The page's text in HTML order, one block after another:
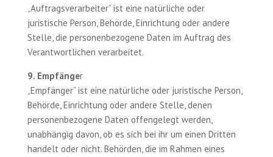
„Auftragsverarbeiter“ ist eine natürliche oder
juristische Person, Behörde, Einrichtung oder andere
Stelle, die personenbezogene Daten im Auftrag des
Verantwortlichen verarbeitet.
9. Empfänger
„Empfänger“ ist eine natürliche oder juristische Person,
Behörde, Einrichtung oder andere Stelle, denen
personenbezogene Daten offengelegt werden,
unabhängig davon, ob es sich bei ihr um einen Dritten
handelt oder nicht. Behörden, die im Rahmen eines